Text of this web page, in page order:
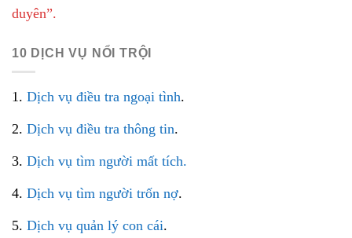
duyên”.
10 DỊCH VỤ NỔI TRỘI
1. Dịch vụ điều tra ngoại tình.
2. Dịch vụ điều tra thông tin.
3. Dịch vụ tìm người mất tích.
4. Dịch vụ tìm người trốn nợ.
5. Dịch vụ quản lý con cái.